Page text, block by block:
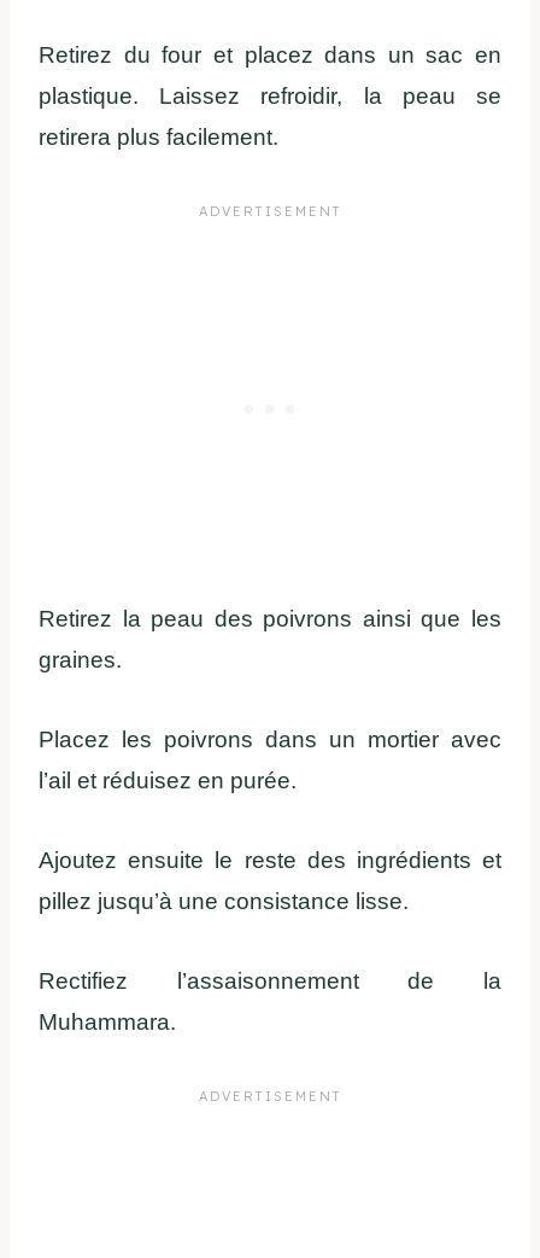
Retirez du four et placez dans un sac en
plastique. Laissez refroidir, la peau se
retirera plus facilement.
Retirez la peau des poivrons ainsi que les
graines.
Placez les poivrons dans un mortier avec
l’ail et réduisez en purée.
Ajoutez ensuite le reste des ingrédients et
pillez jusqu’à une consistance lisse.
Rectifiez l’assaisonnement de la
Muhammara.